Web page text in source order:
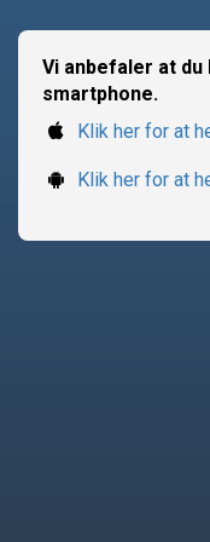
Vi anbefaler at du
smartphone.
Klik her for at
Klik her for at